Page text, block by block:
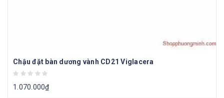
Chậu đặt bàn dương vành CD21 Viglacera
1.070.000₫